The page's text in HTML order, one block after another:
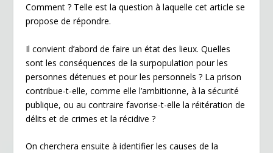
Comment ? Telle est la question à laquelle cet article se
propose de répondre.
Il convient d’abord de faire un état des lieux. Quelles
sont les conséquences de la surpopulation pour les
personnes détenues et pour les personnels ? La prison
contribue-t-elle, comme elle l’ambitionne, à la sécurité
publique, ou au contraire favorise-t-elle la réitération de
délits et de crimes et la récidive ?
On cherchera ensuite à identifier les causes de la